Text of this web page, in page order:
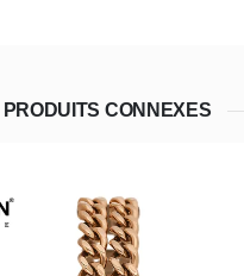
PRODUITS CONNEXES